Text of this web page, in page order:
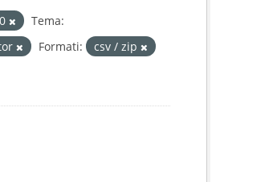
0
Tema:
Formati:
csv / zip